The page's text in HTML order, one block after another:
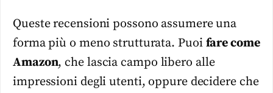
Queste recensioni possono assumere una
forma più o meno strutturata. Puoi fare come
Amazon, che lascia campo libero alle
impressioni degli utenti, oppure decidere che